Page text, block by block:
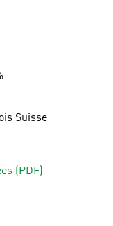
Suisse
(PDF)